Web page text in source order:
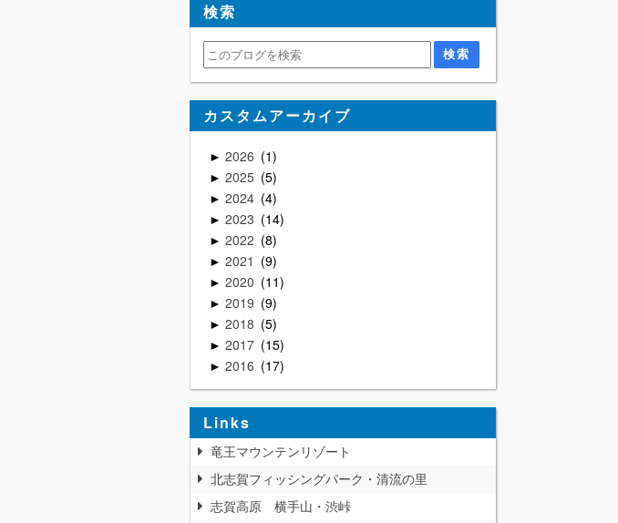
検索
カスタムアーカイブ
► 2026 1
► 2025 5
► 2024 4
► 2023 14
► 2022 8
► 2021 9
► 2020 11
► 2019 9
► 2018 5
► 2017 15
► 2016 17
Links
竜王マウンテンリゾート
北志賀フィッシングパーク・清流の里
志賀高原 横手山・渋峠